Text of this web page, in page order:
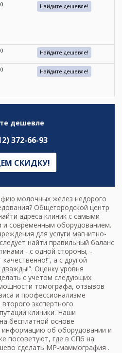
Найдите дешевле!
Найдите дешевле!
Найдите дешевле!
дешевле
372-66-93
СКИДКУ!
молочных желез недорого
Общегородской центр
адреса клиник с самыми
и современным оборудованием.
для услуги магнитно-
найти правильный баланс
- с одной стороны, -
а с другой
Оценку уровня
с учетом следующих
томографа, отзывов
и профессионализме
экспертного
клиники. Наши
бесплатной основе
об оборудовании и
посоветуют, где в СПб на
сделать МР-маммография .